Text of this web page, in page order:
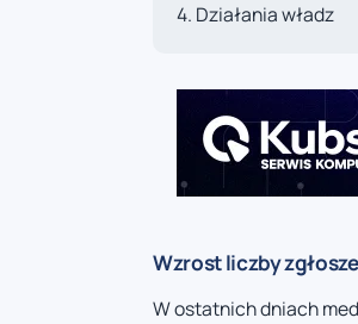
Działania władz
Wzrost liczby
W ostatnich dniach